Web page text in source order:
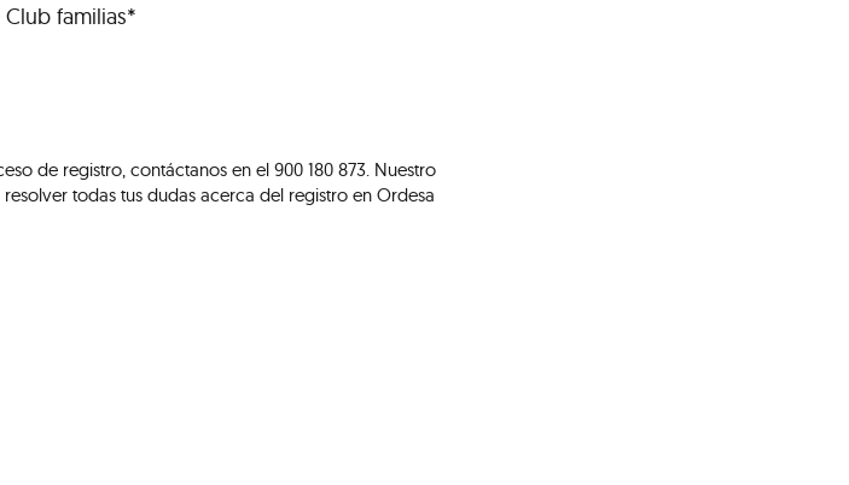
familias*
de registro, contáctanos en el 900 180 873. Nuestro
todas tus dudas acerca del registro en Ordesa